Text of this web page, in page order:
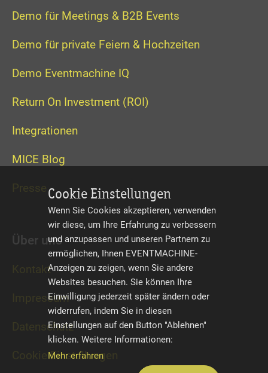
Cookie Einstellungen
Wenn Sie Cookies akzeptieren, verwenden
wir diese, um Ihre Erfahrung zu verbessern
und anzupassen und unseren Partnern zu
ermöglichen, Ihnen EVENTMACHINE-
Anzeigen zu zeigen, wenn Sie andere
Websites besuchen. Sie können Ihre
Einwilligung jederzeit später ändern oder
widerrufen, indem Sie in diesen
Einstellungen auf den Button "Ablehnen"
klicken. Weitere Informationen:
Mehr erfahren
Demo für Meetings & B2B Events
Demo für private Feiern & Hochzeiten
Demo Eventmachine IQ
Return On Investment (ROI)
Integrationen
MICE Blog
Über uns
Kontakt
Impressum
Datenschutz
Cookie Einstellungen